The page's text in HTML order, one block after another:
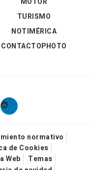
TURISMO
NOTIMÉRICA
CONTACTOPHOTO
normativo
de Cookies
Web
Temas